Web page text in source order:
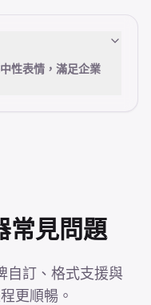
性表情，滿足企業
常見問題
自訂、格式支援與
更順暢。